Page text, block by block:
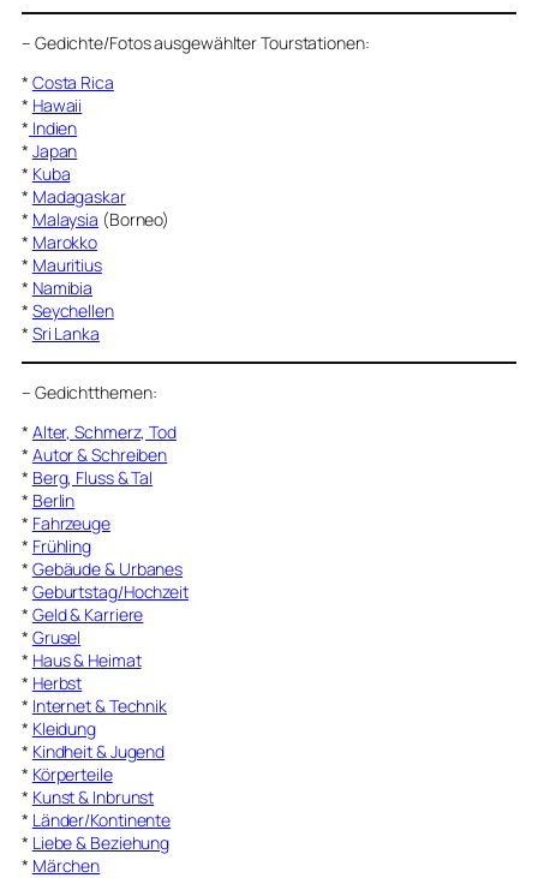
– Gedichte/Fotos ausgewählter Tourstationen:
* Costa Rica
* Hawaii
* Indien
* Japan
* Kuba
* Madagaskar
* Malaysia (Borneo)
* Marokko
* Mauritius
* Namibia
* Seychellen
* Sri Lanka
– Gedichtthemen:
* Alter, Schmerz, Tod
* Autor & Schreiben
* Berg, Fluss & Tal
* Berlin
* Fahrzeuge
* Frühling
* Gebäude & Urbanes
* Geburtstag/Hochzeit
* Geld & Karriere
* Grusel
* Haus & Heimat
* Herbst
* Internet & Technik
* Kleidung
* Kindheit & Jugend
* Körperteile
* Kunst & Inbrunst
* Länder/Kontinente
* Liebe & Beziehung
* Märchen